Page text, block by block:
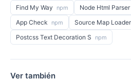
Find My Way npm Node Html Parser
App Check npm Source Map Loader
Postcss Text Decoration S npm
Ver también